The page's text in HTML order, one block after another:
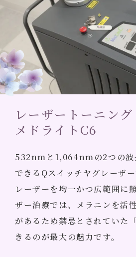
レーザートーニング
メドライトC6
532nmと1,064nmの2つの波
できるQスイッチヤグレーザ
レーザーを均一かつ広範囲に
ザー治療では、メラニンを活
があるため禁忌とされていた
きるのが最大の魅力です。